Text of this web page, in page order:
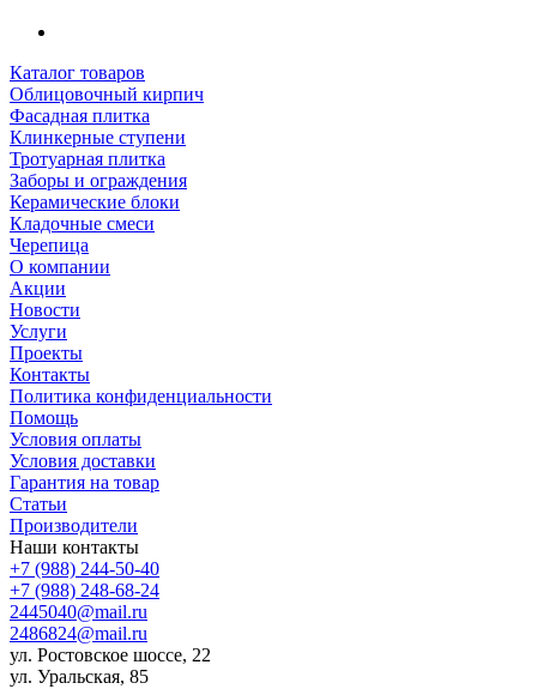
Каталог товаров
Облицовочный кирпич
Фасадная плитка
Клинкерные ступени
Тротуарная плитка
Заборы и ограждения
Керамические блоки
Кладочные смеси
Черепица
О компании
Акции
Новости
Услуги
Проекты
Контакты
Политика конфиденциальности
Помощь
Условия оплаты
Условия доставки
Гарантия на товар
Статьи
Производители
Наши контакты
+7 (988) 244-50-40
+7 (988) 248-68-24
2445040@mail.ru
2486824@mail.ru
ул. Ростовское шоссе, 22
ул. Уральская, 85